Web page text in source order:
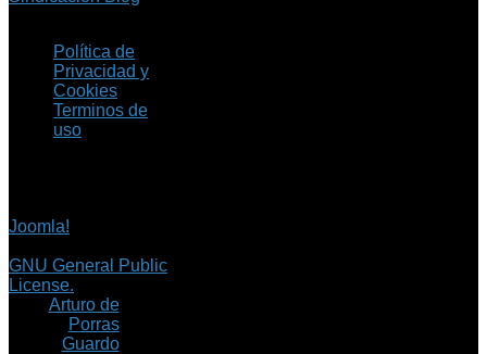
Política de
Privacidad y
Cookies
Terminos de
uso
Joomla!
GNU General Public
License.
Arturo de
Porras
Guardo